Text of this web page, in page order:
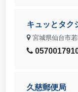
キュッとタク
宮城県仙台市
久慈郵便局